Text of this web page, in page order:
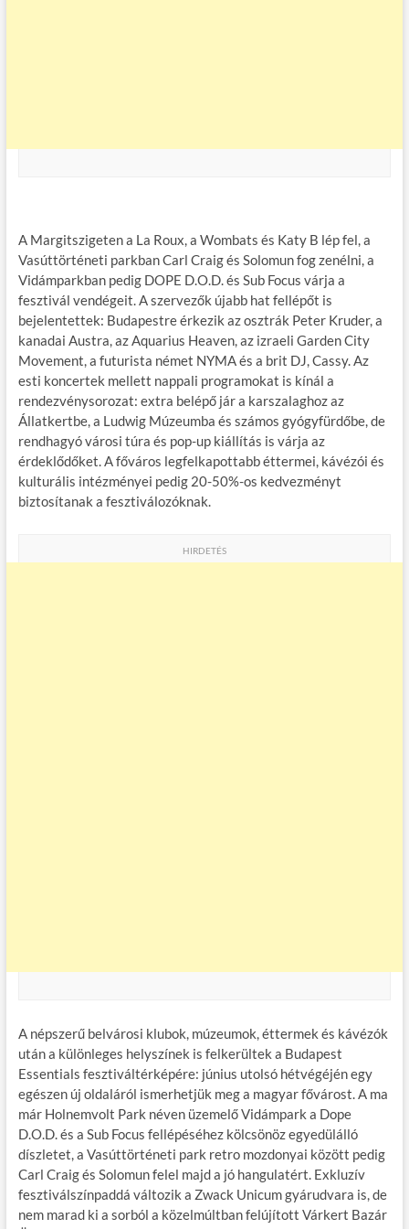
A Margitszigeten a La Roux, a Wombats és Katy B lép fel, a
Vasúttörténeti parkban Carl Craig és Solomun fog zenélni, a
Vidámparkban pedig DOPE D.O.D. és Sub Focus várja a
fesztivál vendégeit. A szervezők újabb hat fellépőt is
bejelentettek: Budapestre érkezik az osztrák Peter Kruder, a
kanadai Austra, az Aquarius Heaven, az izraeli Garden City
Movement, a futurista német NYMA és a brit DJ, Cassy. Az
esti koncertek mellett nappali programokat is kínál a
rendezvénysorozat: extra belépő jár a karszalaghoz az
Állatkertbe, a Ludwig Múzeumba és számos gyógyfürdőbe, de
rendhagyó városi túra és pop-up kiállítás is várja az
érdeklődőket. A főváros legfelkapottabb éttermei, kávézói és
kulturális intézményei pedig 20-50%-os kedvezményt
biztosítanak a fesztiválozóknak.
HIRDETÉS
A népszerű belvárosi klubok, múzeumok, éttermek és kávézók
után a különleges helyszínek is felkerültek a Budapest
Essentials fesztiváltérképére: június utolsó hétvégéjén egy
egészen új oldaláról ismerhetjük meg a magyar fővárost. A ma
már Holnemvolt Park néven üzemelő Vidámpark a Dope
D.O.D. és a Sub Focus fellépéséhez kölcsönöz egyedülálló
díszletet, a Vasúttörténeti park retro mozdonyai között pedig
Carl Craig és Solomun felel majd a jó hangulatért. Exkluzív
fesztiválszínpaddá változik a Zwack Unicum gyárudvara is, de
nem marad ki a sorból a közelmúltban felújított Várkert Bazár